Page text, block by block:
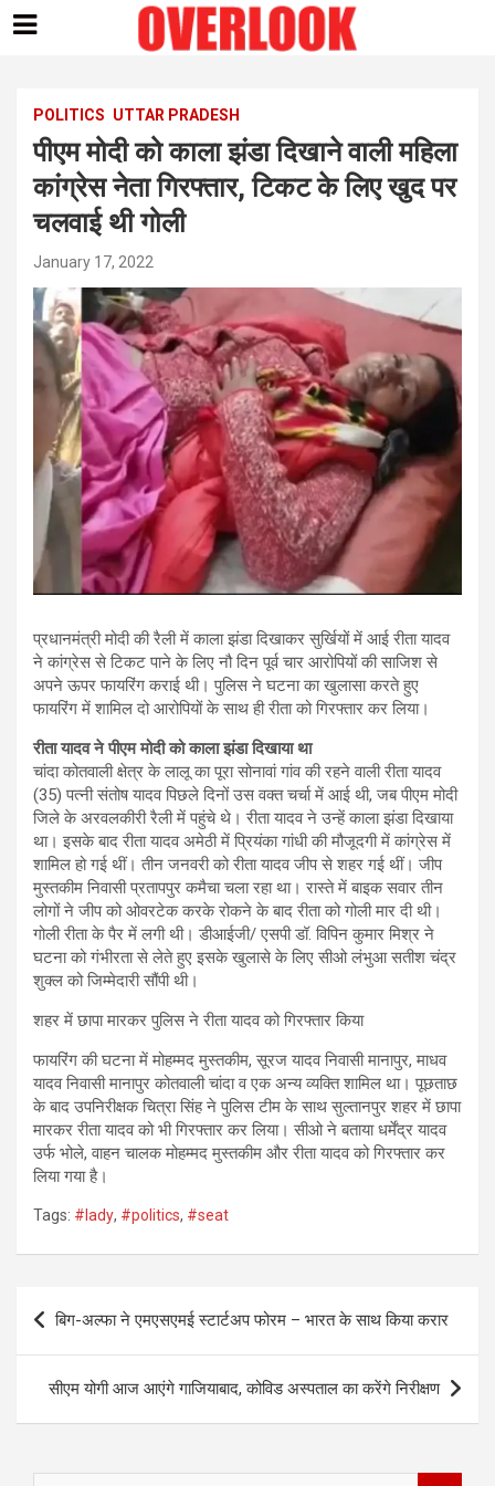
contentPOLITICS UTTAR PRADESH
पीएम मोदी को काला झंडा दिखाने वाली महिला
कांग्रेस नेता गिरफ्तार, टिकट के लिए खुद पर
चलवाई थी गोली
January 17, 2022
प्रधानमंत्री मोदी की रैली में काला झंडा दिखाकर सुर्खियों में आई रीता यादव
ने कांग्रेस से टिकट पाने के लिए नौ दिन पूर्व चार आरोपियों की साजिश से
अपने ऊपर फायरिंग कराई थी। पुलिस ने घटना का खुलासा करते हुए
फायरिंग में शामिल दो आरोपियों के साथ ही रीता को गिरफ्तार कर लिया।
रीता यादव ने पीएम मोदी को काला झंडा दिखाया था
चांदा कोतवाली क्षेत्र के लालू का पूरा सोनावां गांव की रहने वाली रीता यादव
(35) पत्नी संतोष यादव पिछले दिनों उस वक्त चर्चा में आई थी, जब पीएम मोदी
जिले के अरवलकीरी रैली में पहुंचे थे। रीता यादव ने उन्हें काला झंडा दिखाया
था। इसके बाद रीता यादव अमेठी में प्रियंका गांधी की मौजूदगी में कांग्रेस में
शामिल हो गई थीं। तीन जनवरी को रीता यादव जीप से शहर गई थीं। जीप
मुस्तकीम निवासी प्रतापपुर कमैचा चला रहा था। रास्ते में बाइक सवार तीन
लोगों ने जीप को ओवरटेक करके रोकने के बाद रीता को गोली मार दी थी।
गोली रीता के पैर में लगी थी। डीआईजी/ एसपी डॉ. विपिन कुमार मिश्र ने
घटना को गंभीरता से लेते हुए इसके खुलासे के लिए सीओ लंभुआ सतीश चंद्र
शुक्ल को जिम्मेदारी सौंपी थी।
शहर में छापा मारकर पुलिस ने रीता यादव को गिरफ्तार किया
फायरिंग की घटना में मोहम्मद मुस्तकीम, सूरज यादव निवासी मानापुर, माधव
यादव निवासी मानापुर कोतवाली चांदा व एक अन्य व्यक्ति शामिल था। पूछताछ
के बाद उपनिरीक्षक चित्रा सिंह ने पुलिस टीम के साथ सुल्तानपुर शहर में छापा
मारकर रीता यादव को भी गिरफ्तार कर लिया। सीओ ने बताया धर्मेंद्र यादव
उर्फ भोले, वाहन चालक मोहम्मद मुस्तकीम और रीता यादव को गिरफ्तार कर
लिया गया है।
Tags: #lady, #politics, #seat
Post
navigation
बिग-अल्फा ने एमएसएमई स्टार्टअप फोरम – भारत के साथ किया करार
सीएम योगी आज आएंगे गाजियाबाद, कोविड अस्पताल का करेंगे निरीक्षण